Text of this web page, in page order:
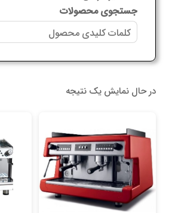
جستجوی محصولات
در حال نمایش یک نتیجه